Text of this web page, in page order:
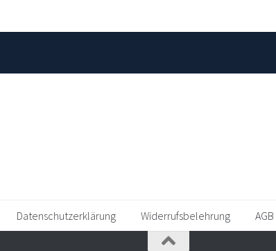
Datenschutzerklärung Widerrufsbelehrung